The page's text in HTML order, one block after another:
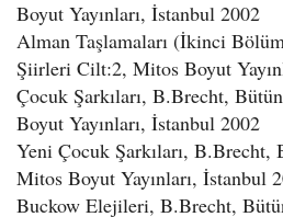
Boyut Yayınları, İstanbul 2002
Alman Taşlamaları (İkinci
Şiirleri Cilt:2, Mitos Boyut
Çocuk Şarkıları, B.Brecht,
Boyut Yayınları, İstanbul 2002
Yeni Çocuk Şarkıları,
Mitos Boyut Yayınları, İstanbul
Buckow Elejileri, B.Brecht,